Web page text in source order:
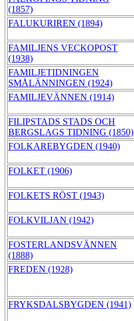
(1857)
FALUKURIREN (1894)
FAMILJENS VECKOPOST
(1938)
FAMILJETIDNINGEN
SMÅLÄNNINGEN (1924)
FAMILJEVÄNNEN (1914)
FILIPSTADS STADS OCH
BERGSLAGS TIDNING (1850)
FOLKAREBYGDEN (1940)
FOLKET (1906)
FOLKETS RÖST (1943)
FOLKVILJAN (1942)
FOSTERLANDSVÄNNEN
(1888)
FREDEN (1928)
FRYKSDALSBYGDEN (1941)